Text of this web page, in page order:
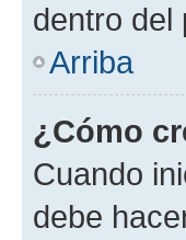
dentro del
Arriba
¿Cómo
Cuando
debe